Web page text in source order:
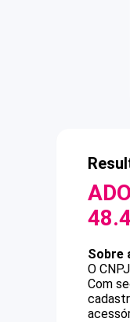
Sobre
O
Com